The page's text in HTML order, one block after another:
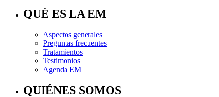
QUÉ ES LA EM
Aspectos generales
Preguntas frecuentes
Tratamientos
Testimonios
Agenda EM
QUIÉNES SOMOS